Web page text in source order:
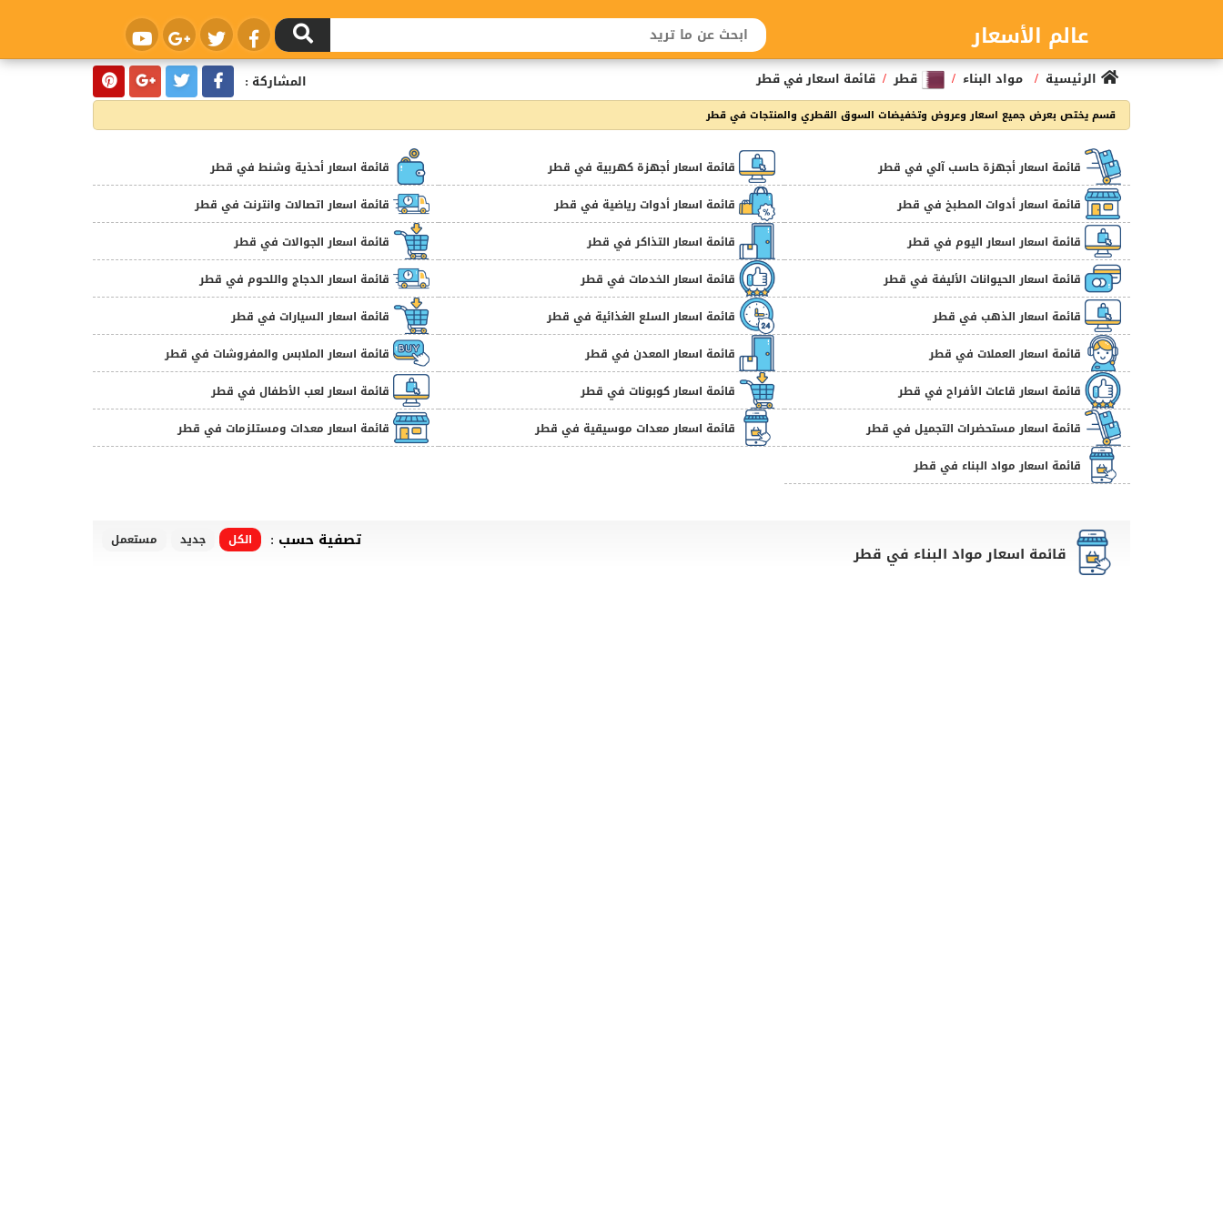
عالم الأسعار
الرئيسية / مواد البناء / قطر / قائمة اسعار في قطر المشاركة :
قسم يختص بعرض جميع اسعار وعروض وتخفيضات السوق القطري والمنتجات في قطر
قائمة اسعار أجهزة حاسب آلي في قطر قائمة اسعار أجهزة كهربية في قطر
قائمة اسعار أحذية وشنط في قطر
قائمة اسعار أدوات المطبخ في قطر
قائمة اسعار أدوات رياضية في قطر
قائمة اسعار اتصالات وانترنت في قطر
قائمة اسعار اسعار اليوم في قطر
قائمة اسعار التذاكر في قطر
قائمة اسعار الجوالات في قطر
قائمة اسعار الحيوانات الأليفة في قطر
قائمة اسعار الخدمات في قطر
قائمة اسعار الدجاج واللحوم في قطر
قائمة اسعار الذهب في قطر
قائمة اسعار السلع الغذائية في قطر
قائمة اسعار السيارات في قطر
قائمة اسعار العملات في قطر
قائمة اسعار المعدن في قطر
قائمة اسعار الملابس والمفروشات في قطر
قائمة اسعار قاعات الأفراح في قطر
قائمة اسعار كوبونات في قطر
قائمة اسعار لعب الأطفال في قطر
قائمة اسعار مستحضرات التجميل في قطر
قائمة اسعار معدات موسيقية في قطر
قائمة اسعار معدات ومستلزمات في قطر
قائمة اسعار مواد البناء في قطر
قائمة اسعار مواد البناء في قطر
تصفية حسب : الكل جديد مستعمل